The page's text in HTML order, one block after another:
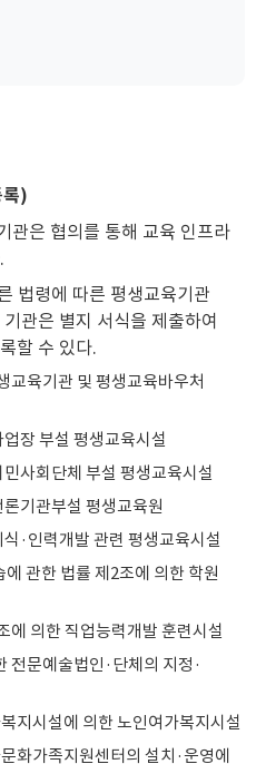
록)
관은 협의를 통해 교육 인프라
법령에 따른 평생교육기관
관은 별지 서식을 제출하여
할 수 있다.
교육기관 및 평생교육바우처
장 부설 평생교육시설
사회단체 부설 평생교육시설
기관부설 평생교육원
·인력개발 관련 평생교육시설
관한 법률 제2조에 의한 학원
에 의한 직업능력개발 훈련시설
전문예술법인·단체의 지정·
지시설에 의한 노인여가복지시설
화가족지원센터의 설치·운영에